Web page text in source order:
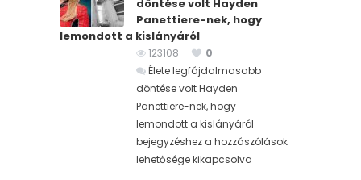
döntése volt Hayden
Panettiere-nek, hogy
lemondott a kislányáról
123108
0
Élete legfájdalmasabb
döntése volt Hayden
Panettiere-nek, hogy
lemondott a kislányáról
bejegyzéshez a hozzászólások
lehetősége kikapcsolva